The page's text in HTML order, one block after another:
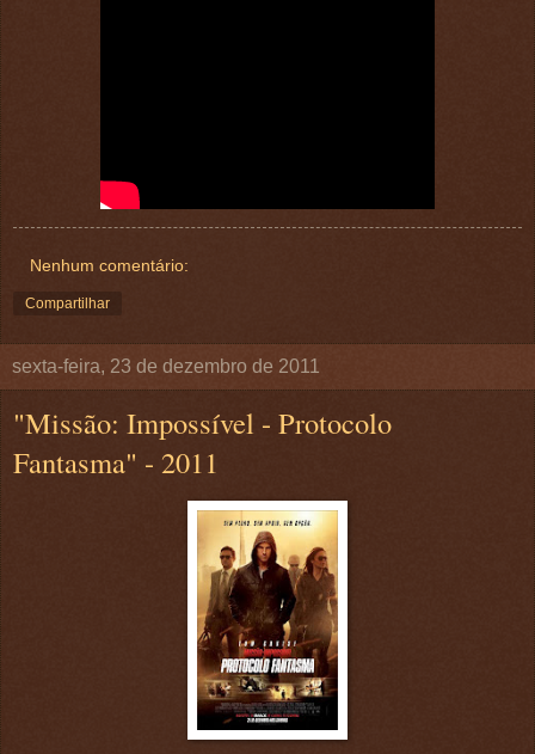
Nenhum comentário:
Compartilhar
sexta-feira, 23 de dezembro de 2011
"Missão: Impossível - Protocolo
Fantasma" - 2011